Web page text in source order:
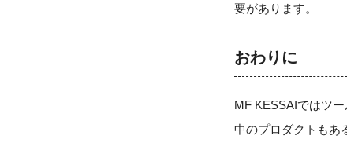
要があります。
おわりに
MF KESSAIではツ
中のプロダクトもあ